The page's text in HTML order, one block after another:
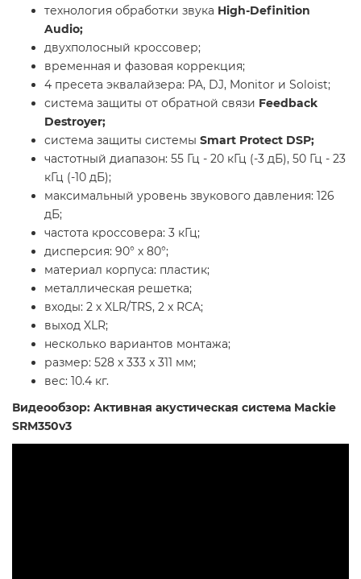
технология обработки звука High-Definition
Audio;
двухполосный кроссовер;
временная и фазовая коррекция;
4 пресета эквалайзера: PA, DJ, Monitor и Soloist;
система защиты от обратной связи Feedback
Destroyer;
система защиты системы Smart Protect DSP;
частотный диапазон: 55 Гц - 20 кГц (-3 дБ), 50 Гц - 23
кГц (-10 дБ);
максимальный уровень звукового давления: 126
дБ;
частота кроссовера: 3 кГц;
дисперсия: 90° х 80°;
материал корпуса: пластик;
металлическая решетка;
входы: 2 х XLR/TRS, 2 x RCA;
выход XLR;
несколько вариантов монтажа;
размер: 528 х 333 х 311 мм;
вес: 10.4 кг.
Видеообзор: Активная акустическая система Mackie
SRM350v3